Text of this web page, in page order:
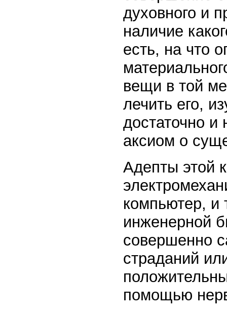
духовного и
наличие
есть, на что
вещи в той
лечить его,
достаточно и
аксиом о
Адепты этой
компьютер, и
инженерной
совершенно
страданий
помощью